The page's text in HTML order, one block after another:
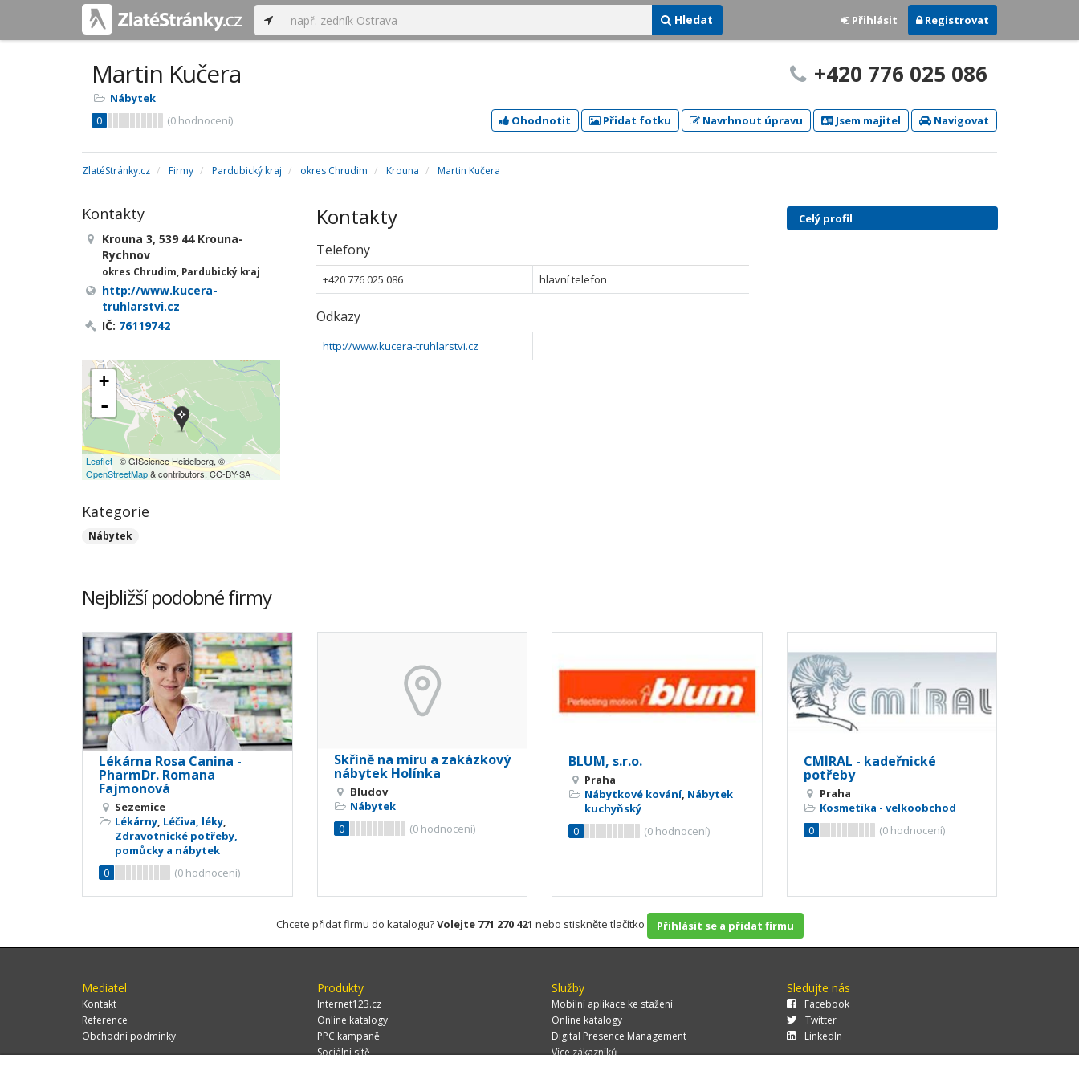
Hledat Přihlásit Registrovat
Martin Kučera
Nábytek
0
(0 hodnocení)
+420 776 025 086
Ohodnotit Přidat fotku Navrhnout úpravu Jsem majitel Navigovat
ZlatéStránky.cz Firmy Pardubický kraj okres Chrudim Krouna Martin Kučera
Kontakty
Telefony
+420 776 025 086 hlavní telefon
Odkazy
http://www.kucera-truhlarstvi.cz
Kontakty
Krouna 3, 539 44 Krouna-
Rychnov
okres Chrudim, Pardubický kraj
http://www.kucera-
truhlarstvi.cz
IČ: 76119742
+
-
Leaflet | © GIScience Heidelberg, ©
OpenStreetMap& contributors, CC-BY-SA
Kategorie
Nábytek
Celý profil
Nejbližší podobné firmy
Lékárna Rosa Canina -
PharmDr. Romana
Fajmonová
Sezemice
Lékárny, Léčiva, léky,
Zdravotnické potřeby,
pomůcky a nábytek
0
(0 hodnocení)
Skříně na míru a zakázkový
nábytek Holínka
Bludov
Nábytek
0
(0hodnocení)
BLUM, s.r.o.
Praha
Nábytkové kování, Nábytek
kuchyňský
0
(0 hodnocení)
CMÍRAL - kadeřnické
potřeby
Praha
Kosmetika - velkoobchod
0
(0hodnocení)
Chcete přidat firmu do katalogu?Volejte 771 270 421 nebo stiskněte tlačítko Přihlásit se a přidat firmu
Mediatel
Kontakt
Reference
Obchodní podmínky
Produkty
Internet123.cz
Online katalogy
PPC kampaně
Sociální sítě
Služby
Mobilní aplikace ke stažení
Online katalogy
Digital Presence Management
Více zákazníků
Sledujte nás
Facebook
Twitter
LinkedIn